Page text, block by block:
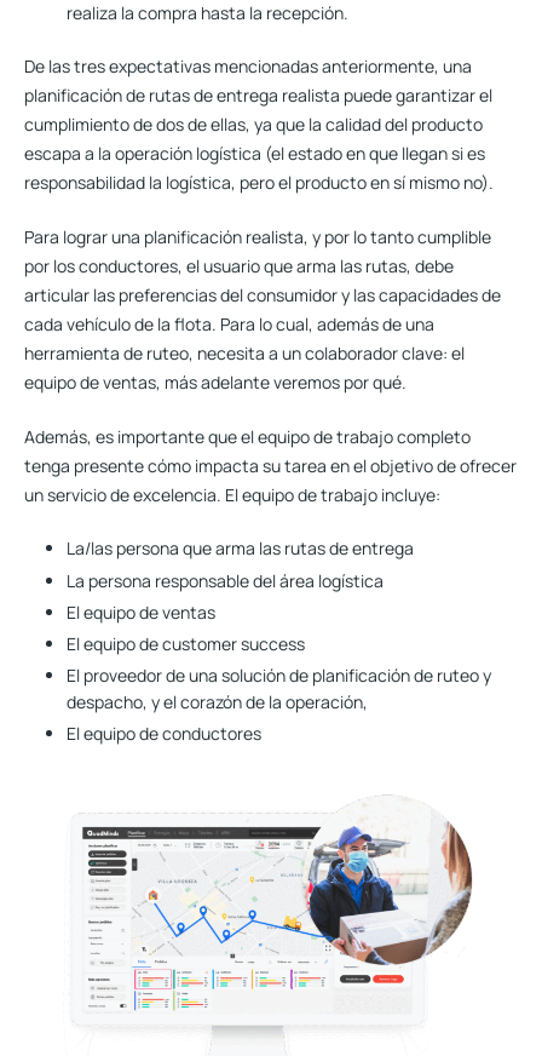
realiza la compra hasta la recepción.
De las tres expectativas mencionadas anteriormente, una
planificación de rutas de entrega realista puede garantizar el
cumplimiento de dos de ellas, ya que la calidad del producto
escapa a la operación logística (el estado en que llegan si es
responsabilidad la logística, pero el producto en sí mismo no).
Para lograr una planificación realista, y por lo tanto cumplible
por los conductores, el usuario que arma las rutas, debe
articular las preferencias del consumidor y las capacidades de
cada vehículo de la flota. Para lo cual, además de una
herramienta de ruteo, necesita a un colaborador clave: el
equipo de ventas, más adelante veremos por qué.
Además, es importante que el equipo de trabajo completo
tenga presente cómo impacta su tarea en el objetivo de ofrecer
un servicio de excelencia. El equipo de trabajo incluye:
La/las persona que arma las rutas de entrega
La persona responsable del área logística
El equipo de ventas
El equipo de customer success
El proveedor de una solución de planificación de ruteo y
despacho, y el corazón de la operación,
El equipo de conductores